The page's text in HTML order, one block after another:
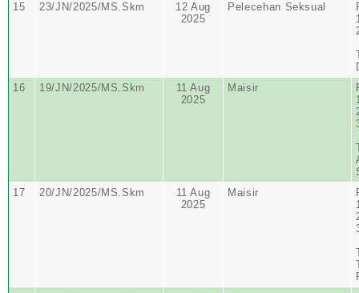
15
23/JN/2025/MS.Skm
12 Aug
2025
Pelecehan Seksual
16
19/JN/2025/MS.Skm
11 Aug
2025
Maisir
17
20/JN/2025/MS.Skm
11 Aug
2025
Maisir